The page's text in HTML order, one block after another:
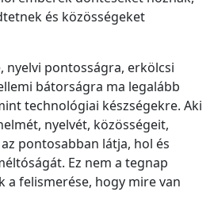
és közösségeket
nyelvi pontosságra, erkölcsi
bátorságra ma legalább
technológiai készségekre. Aki
nyelvét, közösségeit,
pontosabban látja, hol és
Ez nem a tegnap
a felismerése, hogy mire van